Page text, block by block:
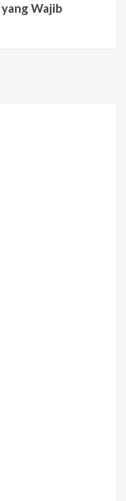
Wajib